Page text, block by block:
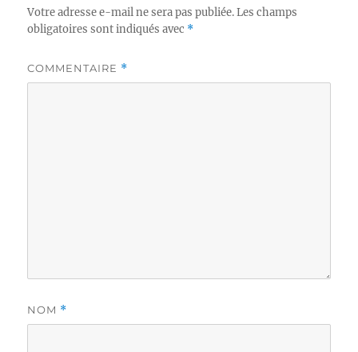
Votre adresse e-mail ne sera pas publiée. Les champs
obligatoires sont indiqués avec *
COMMENTAIRE *
NOM *